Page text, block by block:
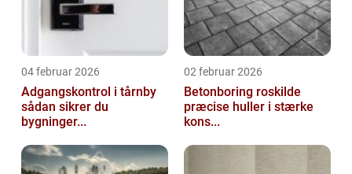
04 februar 2026
Adgangskontrol i tårnby
sådan sikrer du
bygninger...
02 februar 2026
Betonboring roskilde
præcise huller i stærke
kons...